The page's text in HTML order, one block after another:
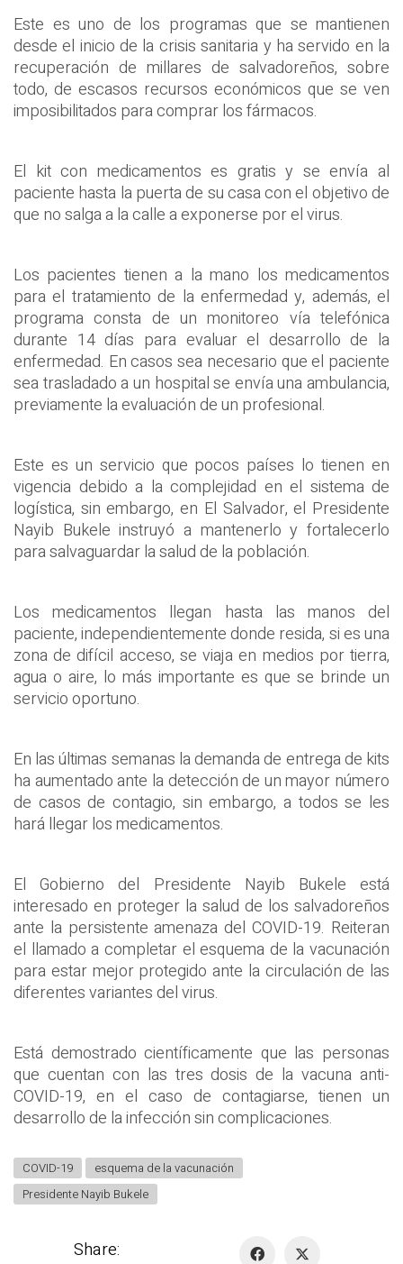
Este es uno de los programas que se mantienen
desde el inicio de la crisis sanitaria y ha servido en la
recuperación de millares de salvadoreños, sobre
todo, de escasos recursos económicos que se ven
imposibilitados para comprar los fármacos.
El kit con medicamentos es gratis y se envía al
paciente hasta la puerta de su casa con el objetivo de
que no salga a la calle a exponerse por el virus.
Los pacientes tienen a la mano los medicamentos
para el tratamiento de la enfermedad y, además, el
programa consta de un monitoreo vía telefónica
durante 14 días para evaluar el desarrollo de la
enfermedad. En casos sea necesario que el paciente
sea trasladado a un hospital se envía una ambulancia,
previamente la evaluación de un profesional.
Este es un servicio que pocos países lo tienen en
vigencia debido a la complejidad en el sistema de
logística, sin embargo, en El Salvador, el Presidente
Nayib Bukele instruyó a mantenerlo y fortalecerlo
para salvaguardar la salud de la población.
Los medicamentos llegan hasta las manos del
paciente, independientemente donde resida, si es una
zona de difícil acceso, se viaja en medios por tierra,
agua o aire, lo más importante es que se brinde un
servicio oportuno.
En las últimas semanas la demanda de entrega de kits
ha aumentado ante la detección de un mayor número
de casos de contagio, sin embargo, a todos se les
hará llegar los medicamentos.
El Gobierno del Presidente Nayib Bukele está
interesado en proteger la salud de los salvadoreños
ante la persistente amenaza del COVID-19. Reiteran
el llamado a completar el esquema de la vacunación
para estar mejor protegido ante la circulación de las
diferentes variantes del virus.
Está demostrado científicamente que las personas
que cuentan con las tres dosis de la vacuna anti-
COVID-19, en el caso de contagiarse, tienen un
desarrollo de la infección sin complicaciones.
COVID-19
esquema de la vacunación
Presidente Nayib Bukele
Share: